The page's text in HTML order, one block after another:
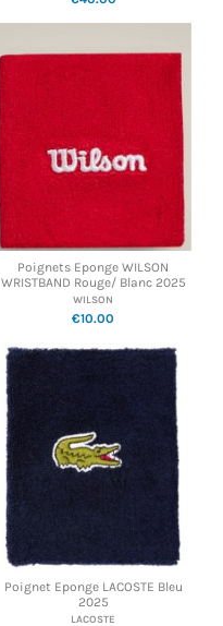
Poignets Eponge WILSON
WRISTBAND Rouge/ Blanc 2025
WILSON
€10.00
Poignet Eponge LACOSTE Bleu
2025
LACOSTE